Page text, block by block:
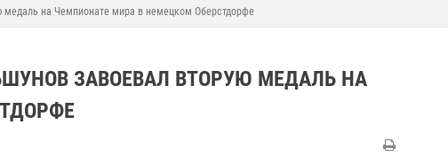
на Чемпионате мира в немецком Оберстдорфе
ЗАВОЕВАЛ ВТОРУЮ МЕДАЛЬ НА